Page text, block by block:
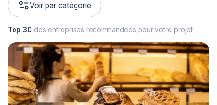
Voir par catégorie
Top 30 des entreprises recommandées pour votre projet